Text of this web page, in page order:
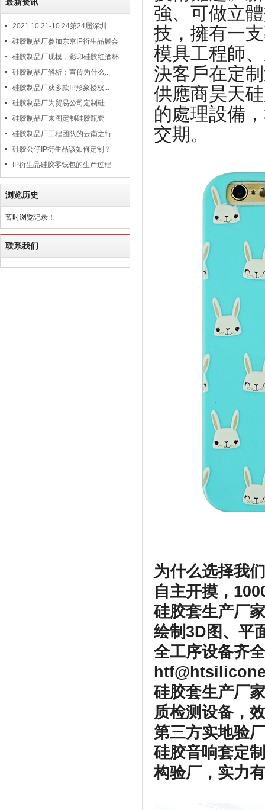
2021.10.21-10.24第24届深圳...
硅胶制品厂参加东京IP衍生品展会
硅胶制品厂现模，彩印硅胶红酒杯
硅胶制品厂解析：宣传为什么...
硅胶制品厂获多款IP形象授权...
硅胶制品厂为贸易公司定制硅...
硅胶制品厂来图定制硅胶瓶套
硅胶制品厂工程团队的云南之行
硅胶公仔IP衍生品该如何定制？
IP衍生品硅胶零钱包的生产过程
浏览历史
暂时浏览记录！
联系我们
強、可做立
技，擁有一
模具工程師
決客戶在定
供應商昊天
的處理設備
交期。
为什么选择我
自主开摸，
硅胶套生产厂
绘制3D图、平
全工序设备齐
硅胶套生产厂
质检测设备，
第三方实地验
硅胶音响套定
构验厂，实力